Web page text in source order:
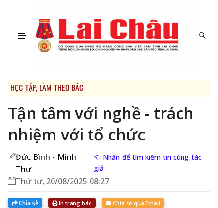
HỌC TẬP, LÀM THEO BÁC
Tận tâm với nghề - trách
nhiệm với tổ chức
Đức Bình - Minh
Thư
Nhấn để tìm kiếm tin cùng tác
giả
Thứ tư, 20/08/2025 08:27
Chia sẻ In trang báo Chia sẻ qua Email